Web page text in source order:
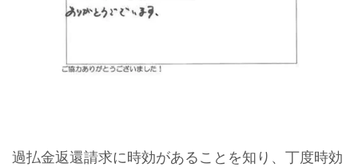
過払金返還請求に時効があることを知り、丁度時効